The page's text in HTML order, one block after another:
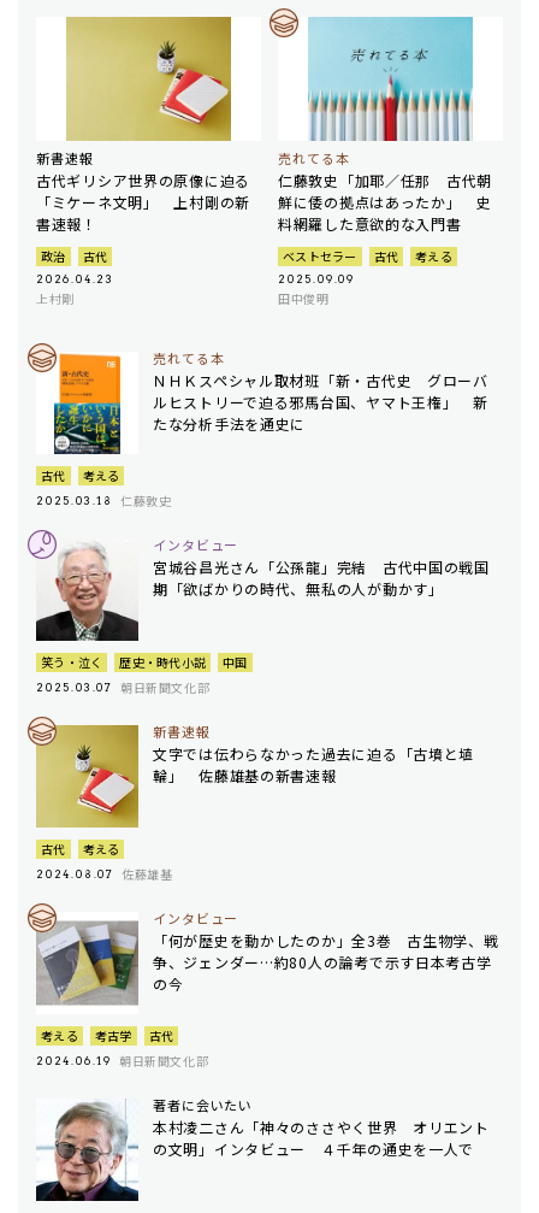
新書速報
古代ギリシア世界の原像に迫る
「ミケーネ文明」 上村剛の新
書速報！
政治 古代
2026.04.23
上村剛
売れてる本
仁藤敦史「加耶／任那 古代朝
鮮に倭の拠点はあったか」 史
料網羅した意欲的な入門書
ベストセラー 古代 考える
2025.09.09
田中俊明
売れてる本
ＮＨＫスペシャル取材班「新・古代史 グローバ
ルヒストリーで迫る邪馬台国、ヤマト王権」 新
たな分析手法を通史に
古代 考える
2025.03.18 仁藤敦史
インタビュー
宮城谷昌光さん「公孫龍」完結 古代中国の戦国
期「欲ばかりの時代、無私の人が動かす」
笑う・泣く 歴史・時代小説 中国
2025.03.07 朝日新聞文化部
新書速報
文字では伝わらなかった過去に迫る「古墳と埴
輪」 佐藤雄基の新書速報
古代 考える
2024.08.07 佐藤雄基
インタビュー
「何が歴史を動かしたのか」全3巻 古生物学、戦
争、ジェンダー…約80人の論考で示す日本考古学
の今
考える 考古学 古代
2024.06.19 朝日新聞文化部
著者に会いたい
本村凌二さん「神々のささやく世界 オリエント
の文明」インタビュー ４千年の通史を一人で